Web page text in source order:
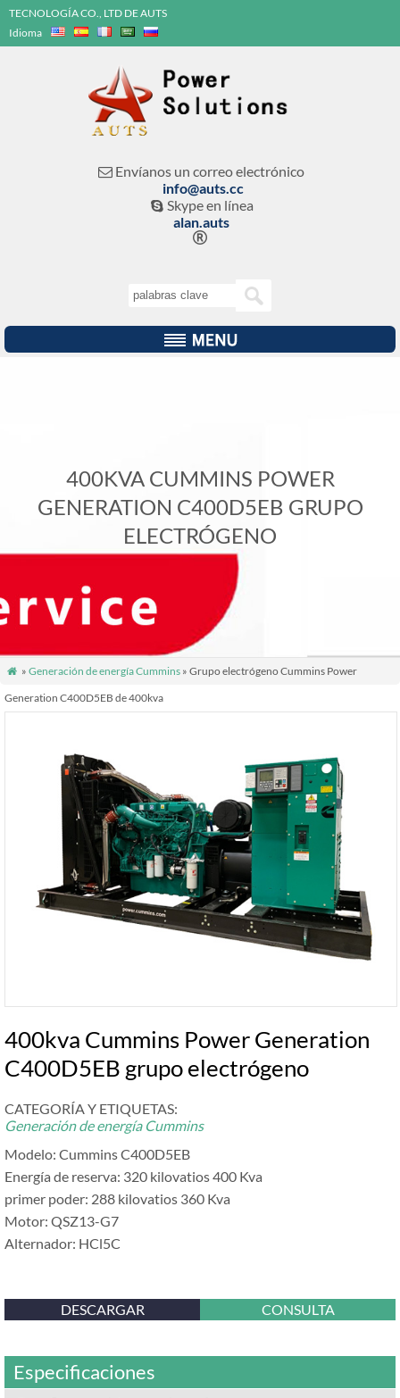
TECNOLOGÍA CO., LTD DE AUTS
Idioma
 Envíanos un correo electrónico
info@auts.cc
 Skype en línea
alan.auts

400KVA CUMMINS POWER
GENERATION C400D5EB GRUPO
ELECTRÓGENO
 » Generación de energía Cummins» Grupo electrógeno Cummins Power
Generation C400D5EB de 400kva
400kva Cummins Power Generation
C400D5EB grupo electrógeno
CATEGORÍA Y ETIQUETAS:
Generación de energía Cummins
Modelo: Cummins C400D5EB
Energía de reserva: 320 kilovatios 400 Kva
primer poder: 288 kilovatios 360 Kva
Motor: QSZ13-G7
Alternador: HCl5C
DESCARGAR CONSULTA
Especificaciones